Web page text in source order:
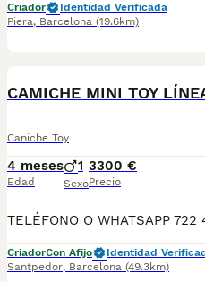
Criador
Identidad Verificada
Piera, Barcelona (19.6km)
CAMICHE MINI TOY
Caniche Toy
4 meses
Edad
1
Sexo
3300 €
Precio
CriadorCon Afijo
Identidad
Santpedor, Barcelona (49.3km)